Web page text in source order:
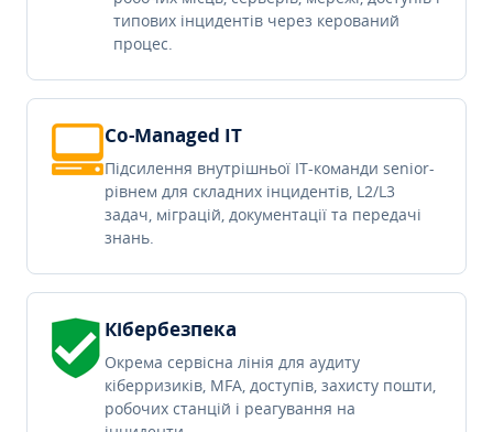
типових інцидентів через керований
процес.
Co-Managed IT
Підсилення внутрішньої IT-команди senior-
рівнем для складних інцидентів, L2/L3
задач, міграцій, документації та передачі
знань.
Кібербезпека
Окрема сервісна лінія для аудиту
кіберризиків, MFA, доступів, захисту пошти,
робочих станцій і реагування на